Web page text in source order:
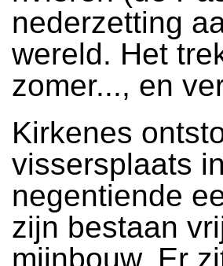
nederzetting
wereld. Het
zomer..., en
Kirkenes
vissersplaats
negentiende
zijn bestaan
mijnbouw. Er